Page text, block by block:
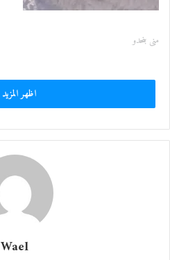
منى بنحدو
بين النخب المعتق
وهْم أنت في لحظات العشق
بين رقصات على مفترق الطرق
اظهر المزيد
Wael